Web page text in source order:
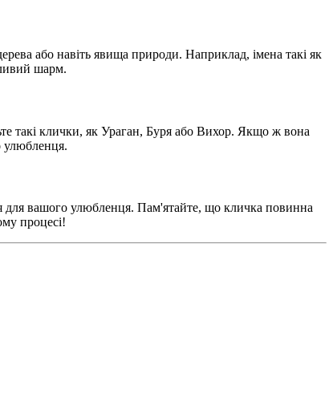
або навіть явища природи. Наприклад, імена такі як
шарм.
такі клички, як Ураган, Буря або Вихор. Якщо ж вона
улюбленця.
для вашого улюбленця. Пам'ятайте, що кличка повинна
процесі!